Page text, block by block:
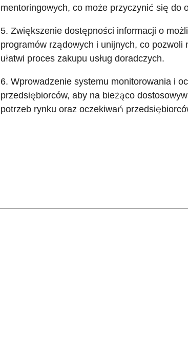
mentoringowych, co może przyczynić się do
5. Zwiększenie dostępności informacji o
programów rządowych i unijnych, co
ułatwi proces zakupu usług doradczych.
6. Wprowadzenie systemu monitorowania i
przedsiębiorców, aby na bieżąco
potrzeb rynku oraz oczekiwań